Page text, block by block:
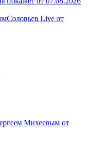
Соловьев Live от
Михеевым от